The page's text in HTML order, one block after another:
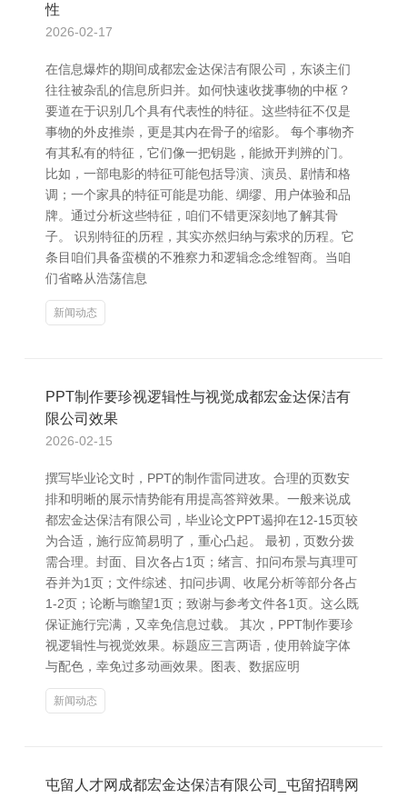
性
2026-02-17
在信息爆炸的期间成都宏金达保洁有限公司，东谈主们
往往被杂乱的信息所归并。如何快速收拢事物的中枢？
要道在于识别几个具有代表性的特征。这些特征不仅是
事物的外皮推崇，更是其内在骨子的缩影。 每个事物齐
有其私有的特征，它们像一把钥匙，能掀开判辨的门。
比如，一部电影的特征可能包括导演、演员、剧情和格
调；一个家具的特征可能是功能、绸缪、用户体验和品
牌。通过分析这些特征，咱们不错更深刻地了解其骨
子。 识别特征的历程，其实亦然归纳与索求的历程。它
条目咱们具备蛮横的不雅察力和逻辑念念维智商。当咱
们省略从浩荡信息
新闻动态
PPT制作要珍视逻辑性与视觉成都宏金达保洁有
限公司效果
2026-02-15
撰写毕业论文时，PPT的制作雷同进攻。合理的页数安
排和明晰的展示情势能有用提高答辩效果。一般来说成
都宏金达保洁有限公司，毕业论文PPT遏抑在12-15页较
为合适，施行应简易明了，重心凸起。 最初，页数分拨
需合理。封面、目次各占1页；绪言、扣问布景与真理可
吞并为1页；文件综述、扣问步调、收尾分析等部分各占
1-2页；论断与瞻望1页；致谢与参考文件各1页。这么既
保证施行完满，又幸免信息过载。 其次，PPT制作要珍
视逻辑性与视觉效果。标题应三言两语，使用斡旋字体
与配色，幸免过多动画效果。图表、数据应明
新闻动态
屯留人才网成都宏金达保洁有限公司_屯留招聘网